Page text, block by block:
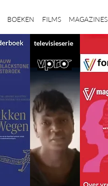
BOEKEN FILMS MAGAZINES
televisieserie